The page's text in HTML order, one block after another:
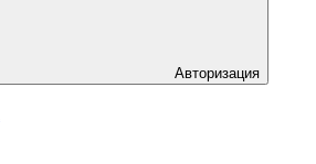
Авторизация